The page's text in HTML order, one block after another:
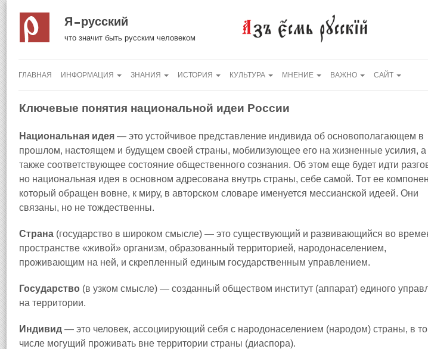
Я русский
что значит быть русским человеком
ГЛАВНАЯ ИНФОРМАЦИЯ ЗНАНИЯ ИСТОРИЯ КУЛЬТУРА МНЕНИЕ ВАЖНО САЙТ
Ключевые понятия национальной идеи России
Национальная идея — это устойчивое представление индивида об основополагающем в
прошлом, настоящем и будущем своей страны, мобилизующее его на жизненные усилия, а
также соответствующее состояние общественного сознания. Об этом еще будет идти
но национальная идея в основном адресована внутрь страны, себе самой. Тот ее
который обращен вовне, к миру, в авторском словаре именуется мессианской идеей. Они
связаны, но не тождественны.
Страна (государство в широком смысле) — это существующий и развивающийся во
пространстве «живой» организм, образованный территорией, народонаселением,
проживающим на ней, и скрепленный единым государственным управлением.
Государство (в узком смысле) — созданный обществом институт (аппарат) единого
на территории.
Индивид — это человек, ассоциирующий себя с народонаселением (народом) страны, в
числе могущий проживать вне территории страны (диаспора).